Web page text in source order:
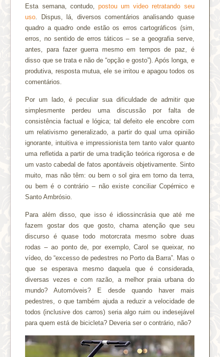
Esta semana, contudo, postou um video retratando seu
uso . Dispus, lá, diversos comentários analisando quase
quadro a quadro onde estão os erros cartográficos (sim,
erros, no sentido de erros táticos – se a geografia serve,
antes, para fazer guerra mesmo em tempos de paz, é
disso que se trata e não de “opção e gosto”). Após longa, e
produtiva, resposta mutua, ele se irritou e apagou todos os
comentários.
Por um lado, é peculiar sua dificuldade de admitir que
simplesmente perdeu uma discussão por falta de
consistência factual e lógica; tal defeito ele encobre com
um relativismo generalizado, a partir do qual uma opinião
ignorante, intuitiva e impressionista tem tanto valor quanto
uma refletida a partir de uma tradição teórica rigorosa e de
um vasto cabedal de fatos apontáveis objetivamente. Sinto
muito, mas não têm: ou bem o sol gira em torno da terra,
ou bem é o contrário – não existe conciliar Copérnico e
Santo Ambrósio.
Para além disso, que isso é idiossincrásia que até me
fazem gostar dos que gosto, chama atenção que seu
discurso é quase todo motorcrata mesmo sobre duas
rodas – ao ponto de, por exemplo, Carol se queixar, no
vídeo, do “excesso de pedestres no Porto da Barra”. Mas o
que se esperava mesmo daquela que é considerada,
diversas vezes e com razão, a melhor praia urbana do
mundo? Automóveis? E desde quando haver mais
pedestres, o que também ajuda a reduzir a velocidade de
todos (inclusive dos carros) seria algo ruim ou indesejável
para quem está de bicicleta? Deveria ser o contrário, não?